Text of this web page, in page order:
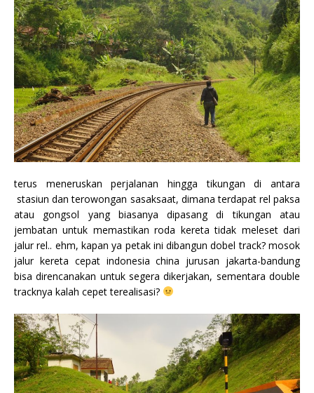
terus meneruskan perjalanan hingga tikungan di antara
stasiun dan terowongan sasaksaat, dimana terdapat rel paksa
atau gongsol yang biasanya dipasang di tikungan atau
jembatan untuk memastikan roda kereta tidak meleset dari
jalur rel.. ehm, kapan ya petak ini dibangun dobel track? mosok
jalur kereta cepat indonesia china jurusan jakarta-bandung
bisa direncanakan untuk segera dikerjakan, sementara double
tracknya kalah cepet terealisasi?